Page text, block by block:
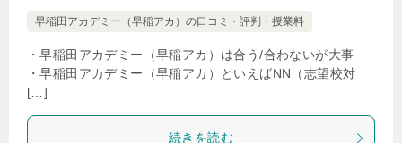
早稲田アカデミー（早稲アカ）の口コミ・評判・授業料
・早稲田アカデミー（早稲アカ）は合う/合わないが大事
・早稲田アカデミー（早稲アカ）といえばNN（志望校対
[…]
続きを読む